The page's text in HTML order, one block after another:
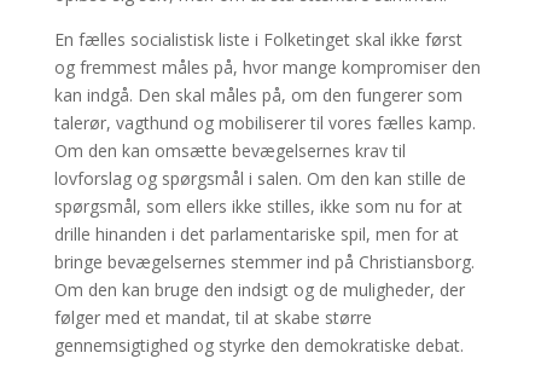
En fælles socialistisk liste i Folketinget skal ikke først
og fremmest måles på, hvor mange kompromiser den
kan indgå. Den skal måles på, om den fungerer som
talerør, vagthund og mobiliserer til vores fælles kamp.
Om den kan omsætte bevægelsernes krav til
lovforslag og spørgsmål i salen. Om den kan stille de
spørgsmål, som ellers ikke stilles, ikke som nu for at
drille hinanden i det parlamentariske spil, men for at
bringe bevægelsernes stemmer ind på Christiansborg.
Om den kan bruge den indsigt og de muligheder, der
følger med et mandat, til at skabe større
gennemsigtighed og styrke den demokratiske debat.